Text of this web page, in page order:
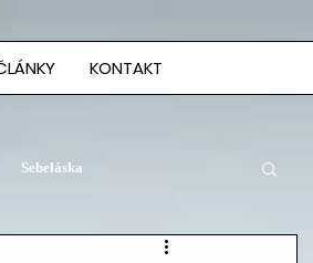
KONTAKT
Sebeláska